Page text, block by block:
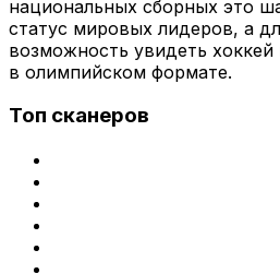
национальных сборных это
статус мировых лидеров, а
возможность увидеть
в олимпийском формате.
Топ сканеров